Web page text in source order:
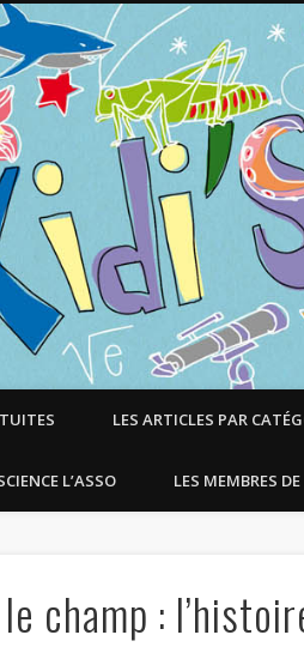
LES ARTICLES PAR
L’ASSO LES MEMBRES
champ :